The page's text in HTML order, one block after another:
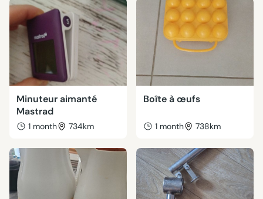
Minuteur aimanté
Mastrad
1 month 734km
Boîte à œufs
1 month 738km